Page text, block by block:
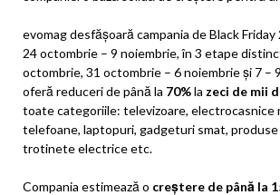
evomag desfășoară campania de Black
24 octombrie – 9 noiembrie, în 3 etape
octombrie, 31 octombrie – 6 noiembrie și 7 –
oferă reduceri de până la 70%la zeci de mii
toate categoriile: televizoare, electrocasnice
telefoane, laptopuri, gadgeturi smat, produse
trotinete electrice etc.
Compania estimează o creștere de până la